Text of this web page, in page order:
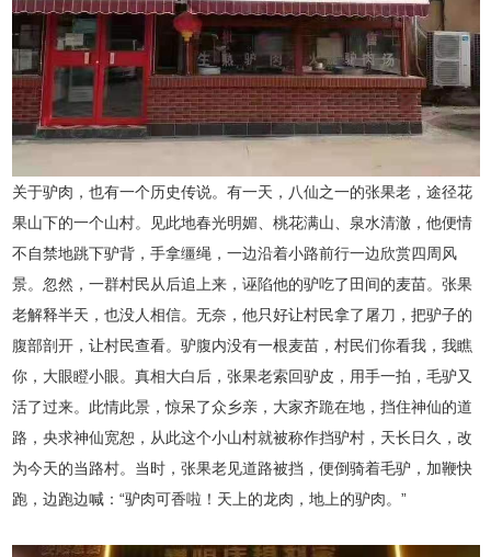
关于驴肉，也有一个历史传说。有一天，八仙之一的张果老，途径花
果山下的一个山村。见此地春光明媚、桃花满山、泉水清澈，他便情
不自禁地跳下驴背，手拿缰绳，一边沿着小路前行一边欣赏四周风
景。忽然，一群村民从后追上来，诬陷他的驴吃了田间的麦苗。张果
老解释半天，也没人相信。无奈，他只好让村民拿了屠刀，把驴子的
腹部剖开，让村民查看。驴腹内没有一根麦苗，村民们你看我，我瞧
你，大眼瞪小眼。真相大白后，张果老索回驴皮，用手一拍，毛驴又
活了过来。此情此景，惊呆了众乡亲，大家齐跪在地，挡住神仙的道
路，央求神仙宽恕，从此这个小山村就被称作挡驴村，天长日久，改
为今天的当路村。当时，张果老见道路被挡，便倒骑着毛驴，加鞭快
跑，边跑边喊：“驴肉可香啦！天上的龙肉，地上的驴肉。”